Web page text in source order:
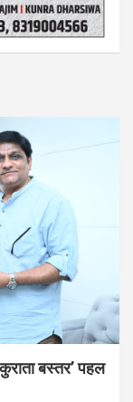
बस्तर’ पहल